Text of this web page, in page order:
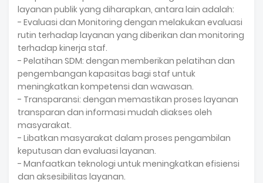
layanan publik yang diharapkan, antara lain adalah:
- Evaluasi dan Monitoring dengan melakukan evaluasi
rutin terhadap layanan yang diberikan dan monitoring
terhadap kinerja staf.
- Pelatihan SDM: dengan memberikan pelatihan dan
pengembangan kapasitas bagi staf untuk
meningkatkan kompetensi dan wawasan.
- Transparansi: dengan memastikan proses layanan
transparan dan informasi mudah diakses oleh
masyarakat.
- Libatkan masyarakat dalam proses pengambilan
keputusan dan evaluasi layanan.
- Manfaatkan teknologi untuk meningkatkan efisiensi
dan aksesibilitas layanan.